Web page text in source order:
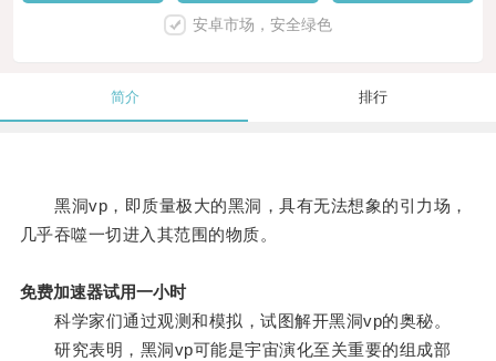
安卓市场，安全绿色
简介 排行
黑洞vp，即质量极大的黑洞，具有无法想象的引力场，
几乎吞噬一切进入其范围的物质。
免费加速器试用一小时
科学家们通过观测和模拟，试图解开黑洞vp的奥秘。
研究表明，黑洞vp可能是宇宙演化至关重要的组成部